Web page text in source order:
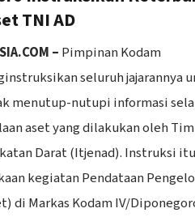
TNI AD
– Pimpinan Kodam
seluruh jajarannya
menutup-nutupi informasi
aset yang dilakukan oleh Tim
Darat (Itjenad). Instruksi itu
kegiatan Pendataan
di Markas Kodam IV/